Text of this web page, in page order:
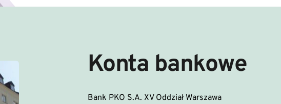
Konta bankowe
Bank PKO S.A. XV Oddział Warszawa